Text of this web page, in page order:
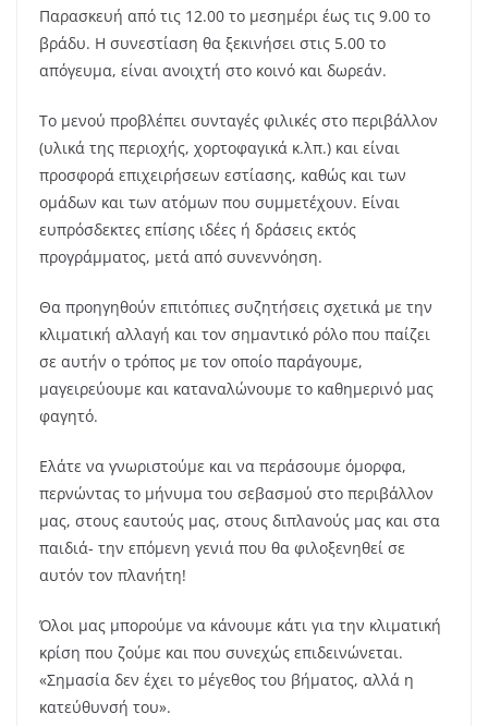
Παρασκευή από τις 12.00 το μεσημέρι έως τις 9.00 το
βράδυ. Η συνεστίαση θα ξεκινήσει στις 5.00 το
απόγευμα, είναι ανοιχτή στο κοινό και δωρεάν.
Το μενού προβλέπει συνταγές φιλικές στο περιβάλλον
(υλικά της περιοχής, χορτοφαγικά κ.λπ.) και είναι
προσφορά επιχειρήσεων εστίασης, καθώς και των
ομάδων και των ατόμων που συμμετέχουν. Είναι
ευπρόσδεκτες επίσης ιδέες ή δράσεις εκτός
προγράμματος, μετά από συνεννόηση.
Θα προηγηθούν επιτόπιες συζητήσεις σχετικά με την
κλιματική αλλαγή και τον σημαντικό ρόλο που παίζει
σε αυτήν ο τρόπος με τον οποίο παράγουμε,
μαγειρεύουμε και καταναλώνουμε το καθημερινό μας
φαγητό.
Ελάτε να γνωριστούμε και να περάσουμε όμορφα,
περνώντας το μήνυμα του σεβασμού στο περιβάλλον
μας, στους εαυτούς μας, στους διπλανούς μας και στα
παιδιά- την επόμενη γενιά που θα φιλοξενηθεί σε
αυτόν τον πλανήτη!
Όλοι μας μπορούμε να κάνουμε κάτι για την κλιματική
κρίση που ζούμε και που συνεχώς επιδεινώνεται.
«Σημασία δεν έχει το μέγεθος του βήματος, αλλά η
κατεύθυνσή του».